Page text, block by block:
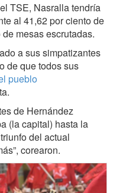
TSE, Nasralla tendría
al 41,62 por ciento de
mesas escrutadas.
a sus simpatizantes
de que todos sus
pueblo
de Hernández
(la capital) hasta la
del actual
corearon.